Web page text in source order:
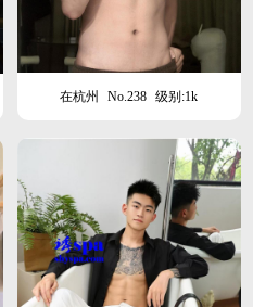
在杭州 No.238 级别:1k